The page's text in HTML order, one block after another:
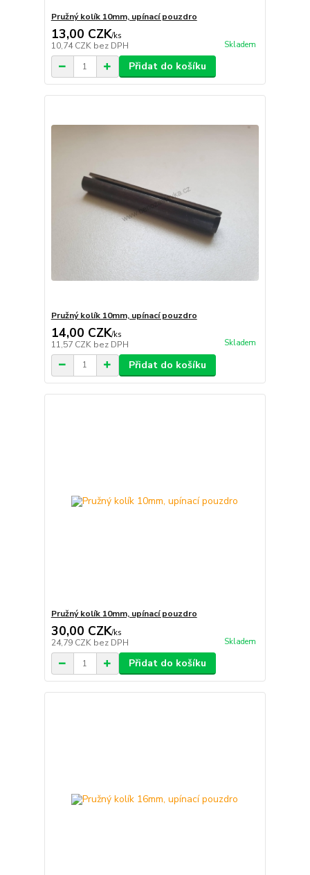
Pružný kolík 10mm, upínací pouzdro
13,00 CZK/ks
10,74 CZK bez DPH Skladem
Přidat do košíku
Pružný kolík 10mm, upínací pouzdro
14,00 CZK/ks
11,57 CZK bez DPH Skladem
Přidat do košíku
Pružný kolík 10mm, upínací pouzdro
30,00 CZK/ks
24,79 CZK bez DPH Skladem
Přidat do košíku